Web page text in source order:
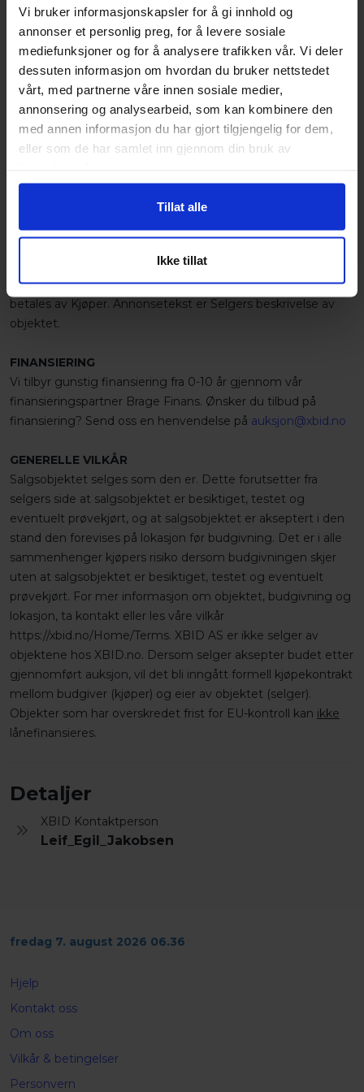
Vi bruker informasjonskapsler for å gi innhold og
annonser et personlig preg, for å levere sosiale
mediefunksjoner og for å analysere trafikken vår. Vi deler
dessuten informasjon om hvordan du bruker nettstedet
vårt, med partnerne våre innen sosiale medier,
annonsering og analysearbeid, som kan kombinere den
med annen informasjon du har gjort tilgjengelig for dem,
eller som de har samlet inn gjennom din bruk av
Tillat alle
Ikke tillat
3090 Hof
Xbid`s Kontaktperson:
Leif Egil Jakobsen
mobil: 94218700
mail: leif-egil@xbid.no
Objektene ute på auksjonen selges ikke av XBID AS. Varene
legges ut for salg av både private og næringsdrivende. Xbid
er ikke Selger eller part i Kjøpsavtalen. XBID opptrer kun
og har ingen reklamasjonsansvar. XBID har ikke gjort noen
undersøkelser ved objektet. Eventuell omregistreringsavgift
betales av Kjøper. Annonsetekst er Selgers beskrivelse av
objektet.
FINANSIERING
Vi tilbyr gunstig finansiering fra 0-10 år gjennom vår
finansieringspartner Brage Finans. Ønsker du tilbud på
finansiering? Send oss en henvendelse på auksjon@xbid.no
GENERELLE VILKÅR
Salgsobjektet selges som den er. Dette forutsetter fra
selgers side at salgsobjektet er besiktiget, testet og
eventuelt prøvekjørt, og at salgsobjektet er akseptert i den
stand den forevises på lokasjon før budgivning. Det er i alle
sammenhenger kjøpers risiko dersom budgivningen skjer
uten at salgsobjektet er besiktiget, testet og eventuelt
prøvekjørt. For mer informasjon om objektet, budgivning og
lokasjon, ta kontakt eller les våre vilkår
https://xbid.no/Home/Terms. XBID AS er ikke selger av
objektene hos XBID.no. Dersom selger aksepter budet etter
gjennomført auksjon, vil det bli inngått formell kjøpekontrakt
mellom budgiver (kjøper) og eier av objektet (selger).
Objekter som har overskredet frist for EU-kontroll kan ikke
lånefinansieres.
Detaljer
XBID Kontaktperson
Leif_Egil_Jakobsen
fredag 7. august 2026 06.36
Hjelp
Kontakt oss
Om oss
Vilkår & betingelser
Personvern